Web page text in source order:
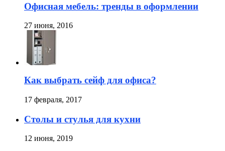
Офисная мебель: тренды в оформлении
27 июня, 2016
Как выбрать сейф для офиса?
17 февраля, 2017
Столы и стулья для кухни
12 июня, 2019